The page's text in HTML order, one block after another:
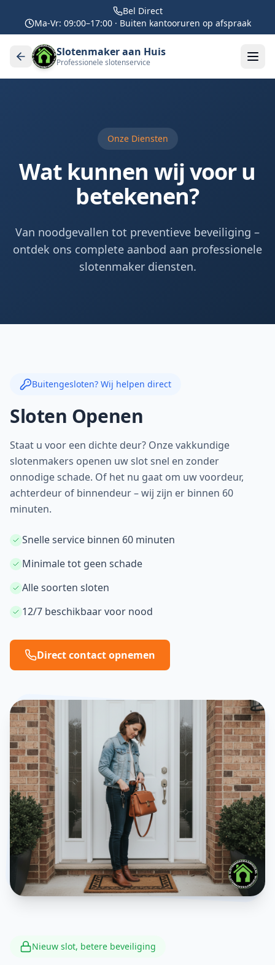
Bel Direct
Ma-Vr: 09:00–17:00 · Buiten kantooruren op afspraak
Slotenmaker aan Huis
Professionele slotenservice
Onze Diensten
Wat kunnen wij voor u
betekenen?
Van noodgevallen tot preventieve beveiliging –
ontdek ons complete aanbod aan professionele
slotenmaker diensten.
Buitengesloten? Wij helpen direct
Sloten Openen
Staat u voor een dichte deur? Onze vakkundige
slotenmakers openen uw slot snel en zonder
onnodige schade. Of het nu gaat om uw voordeur,
achterdeur of binnendeur – wij zijn er binnen 60
minuten.
Snelle service binnen 60 minuten
Minimale tot geen schade
Alle soorten sloten
12/7 beschikbaar voor nood
Direct contact opnemen
Nieuw slot, betere beveiliging